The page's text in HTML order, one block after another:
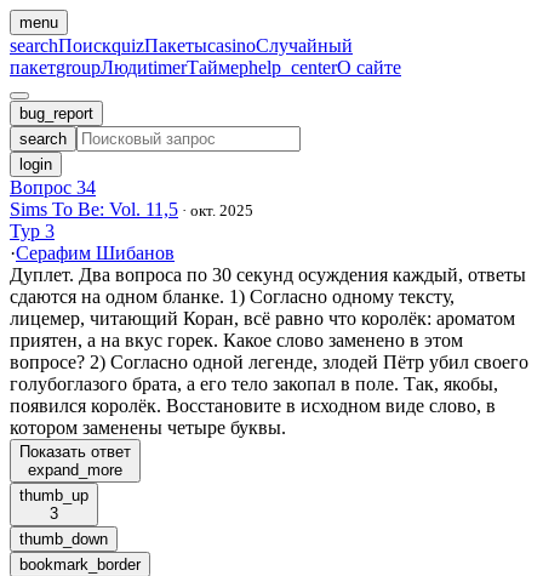
menu
searchПоискquizПакетыcasinoСлучайный
пакетgroupЛюдиtimerТаймерhelp_centerО сайте
bug_report
search
login
Вопрос 34
Sims To Be: Vol. 11,5 · окт. 2025
Тур 3
·Серафим Шибанов
Дуплет. Два вопроса по 30 секунд осуждения каждый, ответы
сдаются на одном бланке. 1) Согласно одному тексту,
лицемер, читающий Коран, всё равно что королёк: ароматом
приятен, а на вкус горек. Какое слово заменено в этом
вопросе? 2) Согласно одной легенде, злодей Пётр убил своего
голубоглазого брата, а его тело закопал в поле. Так, якобы,
появился королёк. Восстановите в исходном виде слово, в
котором заменены четыре буквы.
Показать ответ
expand_more
thumb_up
3
thumb_down
bookmark_border